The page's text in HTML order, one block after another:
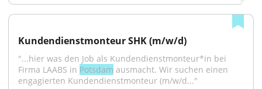
Kundendienstmonteur SHK (m/w/d)
"...hier was den Job als Kundendienstmonteur*in bei
Firma LAABS in Potsdam ausmacht. Wir suchen einen
engagierten Kundendienstmonteur (m/w/d..."